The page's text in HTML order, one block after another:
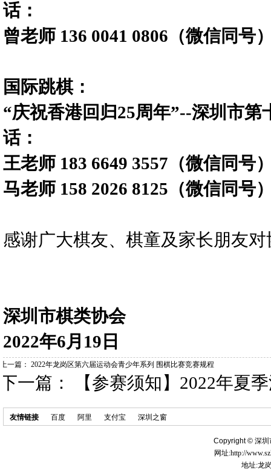
话：
曾老师 136 0041 0806（微信同号
国际跳棋：
“庆祝香港回归25周年”--深圳市
话：
王老师 183 6649 3557（微信同号
马老师 158 2026 8125（微信同号
感谢广大棋友、棋童及家长朋友
深圳市棋类协会
2022年6月19日
上一篇： 2022年龙岗区第六届运动会青少年系列 围棋比赛竞赛规程
下一篇： 【参赛须知】2022年夏
友情链接 百度 阿里 支付宝 深圳之窗
Copyright © 深
网址:http://
地址:龙